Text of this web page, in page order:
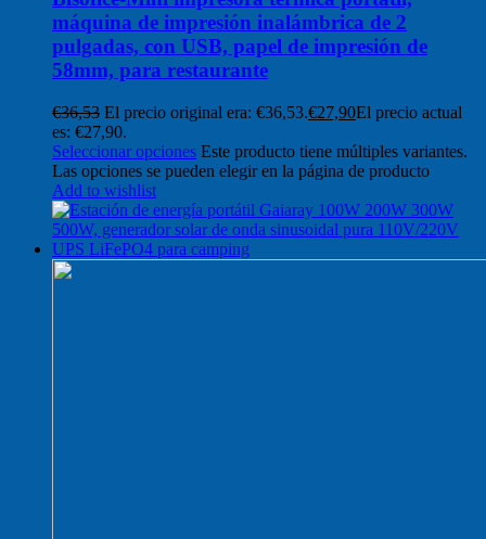
máquina de impresión inalámbrica de 2
pulgadas, con USB, papel de impresión de
58mm, para restaurante
€36,53 El precio original era: €36,53.€27,90El precio actual
es: €27,90.
Seleccionar opciones Este producto tiene múltiples variantes.
Las opciones se pueden elegir en la página de producto
Add to wishlist